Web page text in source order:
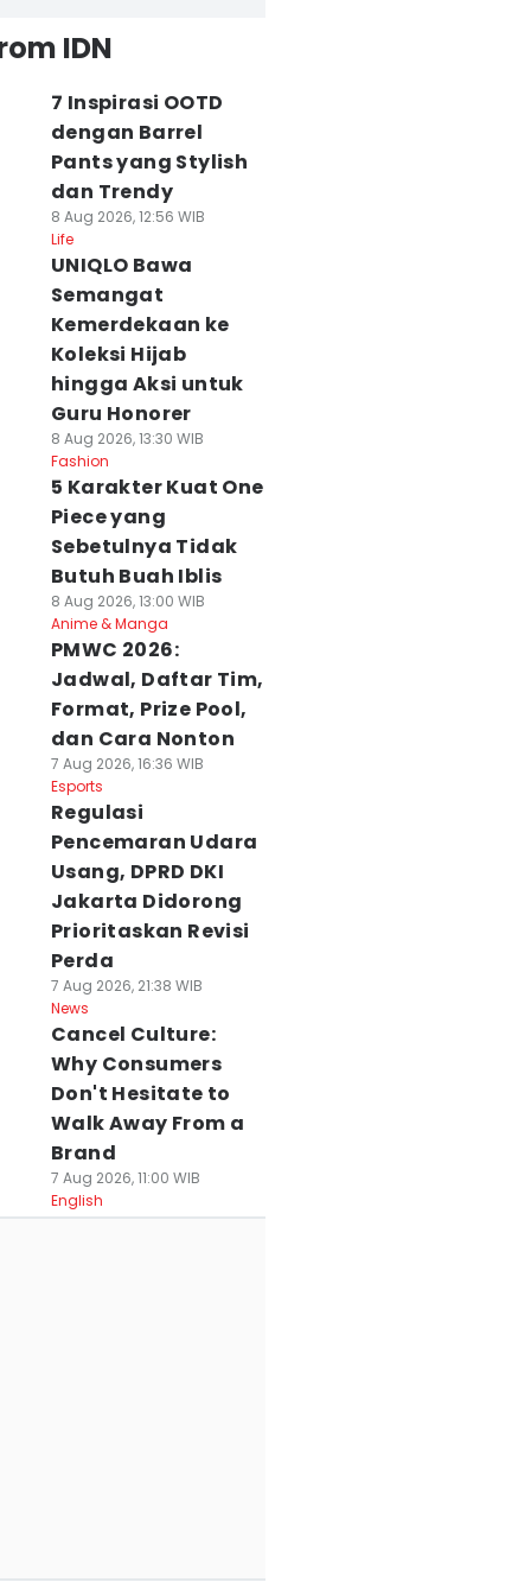
IDN
7 Inspirasi OOTD
dengan Barrel
Pants yang Stylish
dan Trendy
8 Aug 2026, 12:56 WIB
Life
UNIQLO Bawa
Semangat
Kemerdekaan ke
Koleksi Hijab
hingga Aksi untuk
Guru Honorer
8 Aug 2026, 13:30 WIB
Fashion
5 Karakter Kuat One
Piece yang
Sebetulnya Tidak
Butuh Buah Iblis
8 Aug 2026, 13:00 WIB
Anime & Manga
PMWC 2026:
Jadwal, Daftar Tim,
Format, Prize Pool,
dan Cara Nonton
7 Aug 2026, 16:36 WIB
Esports
Regulasi
Pencemaran Udara
Usang, DPRD DKI
Jakarta Didorong
Prioritaskan Revisi
Perda
7 Aug 2026, 21:38 WIB
News
Cancel Culture:
Why Consumers
Don't Hesitate to
Walk Away From a
Brand
7 Aug 2026, 11:00 WIB
English